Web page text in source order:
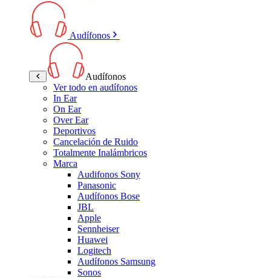
Audífonos
Audífonos
Ver todo en audífonos
In Ear
On Ear
Over Ear
Deportivos
Cancelación de Ruido
Totalmente Inalámbricos
Marca
Audifonos Sony
Panasonic
Audífonos Bose
JBL
Apple
Sennheiser
Huawei
Logitech
Audífonos Samsung
Sonos